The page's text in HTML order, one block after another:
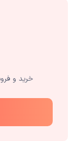
خرید و